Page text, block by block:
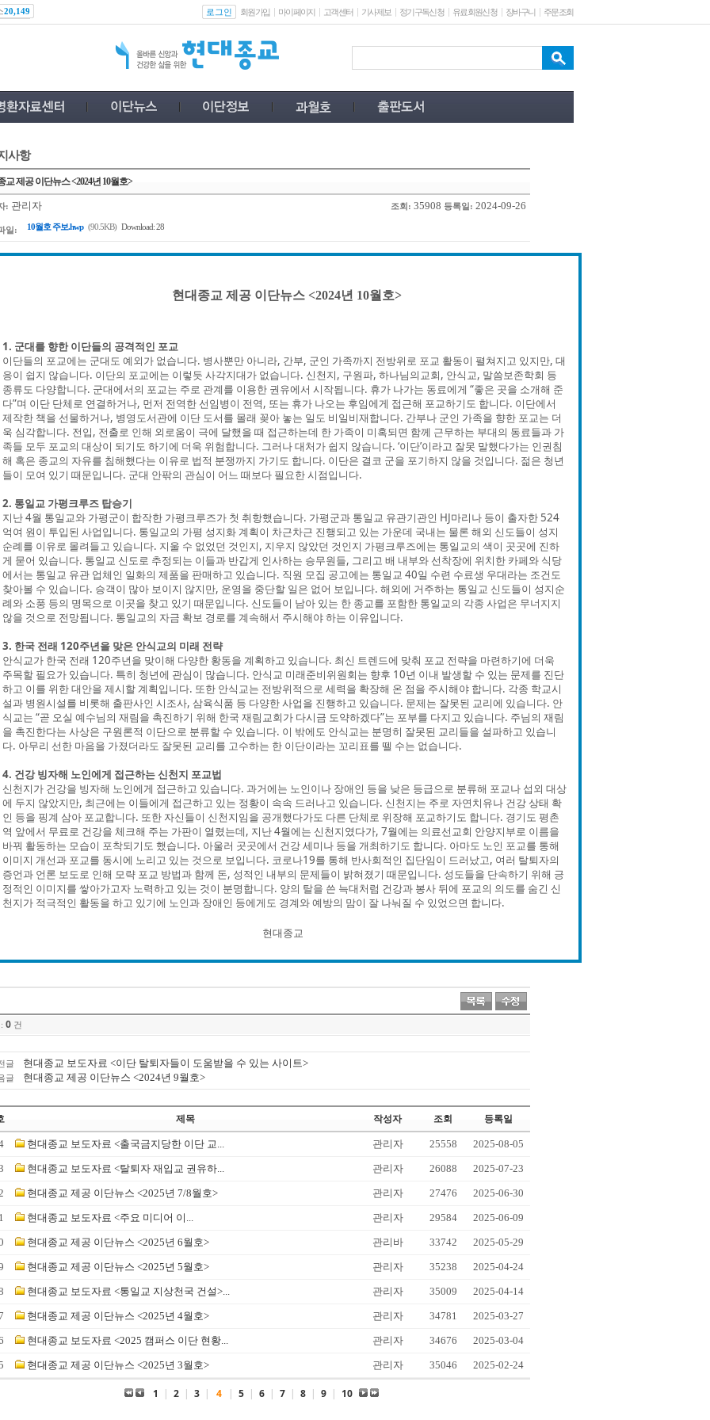
20,149 로그인 회원가입 마이페이지 고객센터 기사제보 정기구독신청 유료회원신청 장바구니 주문조회
사항
교 제공 이단뉴스 <2024년 10월호>
: 관리자 조회: 35908 등록일: 2024-09-26
일: 10월호 주보.hwp (90.5KB) Download: 28
현대종교 제공 이단뉴스 <2024년 10월호>
1. 군대를 향한 이단들의 공격적인 포교
이단들의 포교에는 군대도 예외가 없습니다. 병사뿐만 아니라, 간부, 군인 가족까지 전방위로 포교 활동이 펼쳐지고 있지만, 대
응이 쉽지 않습니다. 이단의 포교에는 이렇듯 사각지대가 없습니다. 신천지, 구원파, 하나님의교회, 안식교, 말씀보존학회 등
종류도 다양합니다. 군대에서의 포교는 주로 관계를 이용한 권유에서 시작됩니다. 휴가 나가는 동료에게 “좋은 곳을 소개해 준
다”며 이단 단체로 연결하거나, 먼저 전역한 선임병이 전역, 또는 휴가 나오는 후임에게 접근해 포교하기도 합니다. 이단에서
제작한 책을 선물하거나, 병영도서관에 이단 도서를 몰래 꽂아 놓는 일도 비일비재합니다. 간부나 군인 가족을 향한 포교는 더
욱 심각합니다. 전입, 전출로 인해 외로움이 극에 달했을 때 접근하는데 한 가족이 미혹되면 함께 근무하는 부대의 동료들과 가
족들 모두 포교의 대상이 되기도 하기에 더욱 위험합니다. 그러나 대처가 쉽지 않습니다. ‘이단’이라고 잘못 말했다가는 인권침
해 혹은 종교의 자유를 침해했다는 이유로 법적 분쟁까지 가기도 합니다. 이단은 결코 군을 포기하지 않을 것입니다. 젊은 청년
들이 모여 있기 때문입니다. 군대 안팎의 관심이 어느 때보다 필요한 시점입니다.
2. 통일교 가평크루즈 탑승기
지난 4월 통일교와 가평군이 합작한 가평크루즈가 첫 취항했습니다. 가평군과 통일교 유관기관인 HJ마리나 등이 출자한 524
억여 원이 투입된 사업입니다. 통일교의 가평 성지화 계획이 차근차근 진행되고 있는 가운데 국내는 물론 해외 신도들이 성지
순례를 이유로 몰려들고 있습니다. 지울 수 없었던 것인지, 지우지 않았던 것인지 가평크루즈에는 통일교의 색이 곳곳에 진하
게 묻어 있습니다. 통일교 신도로 추정되는 이들과 반갑게 인사하는 승무원들, 그리고 배 내부와 선착장에 위치한 카페와 식당
에서는 통일교 유관 업체인 일화의 제품을 판매하고 있습니다. 직원 모집 공고에는 통일교 40일 수련 수료생 우대라는 조건도
찾아볼 수 있습니다. 승객이 많아 보이지 않지만, 운영을 중단할 일은 없어 보입니다. 해외에 거주하는 통일교 신도들이 성지순
례와 소풍 등의 명목으로 이곳을 찾고 있기 때문입니다. 신도들이 남아 있는 한 종교를 포함한 통일교의 각종 사업은 무너지지
않을 것으로 전망됩니다. 통일교의 자금 확보 경로를 계속해서 주시해야 하는 이유입니다.
3. 한국 전래 120주년을 맞은 안식교의 미래 전략
안식교가 한국 전래 120주년을 맞이해 다양한 황동을 계획하고 있습니다. 최신 트렌드에 맞춰 포교 전략을 마련하기에 더욱
주목할 필요가 있습니다. 특히 청년에 관심이 많습니다. 안식교 미래준비위원회는 향후 10년 이내 발생할 수 있는 문제를 진단
하고 이를 위한 대안을 제시할 계획입니다. 또한 안식교는 전방위적으로 세력을 확장해 온 점을 주시해야 합니다. 각종 학교시
설과 병원시설를 비롯해 출판사인 시조사, 삼육식품 등 다양한 사업을 진행하고 있습니다. 문제는 잘못된 교리에 있습니다. 안
식교는 “곧 오실 예수님의 재림을 촉진하기 위해 한국 재림교회가 다시금 도약하겠다”는 포부를 다지고 있습니다. 주님의 재림
을 촉진한다는 사상은 구원론적 이단으로 분류할 수 있습니다. 이 밖에도 안식교는 분명히 잘못된 교리들을 설파하고 있습니
다. 아무리 선한 마음을 가졌더라도 잘못된 교리를 고수하는 한 이단이라는 꼬리표를 뗄 수는 없습니다.
4. 건강 빙자해 노인에게 접근하는 신천지 포교법
신천지가 건강을 빙자해 노인에게 접근하고 있습니다. 과거에는 노인이나 장애인 등을 낮은 등급으로 분류해 포교나 섭외 대상
에 두지 않았지만, 최근에는 이들에게 접근하고 있는 정황이 속속 드러나고 있습니다. 신천지는 주로 자연치유나 건강 상태 확
인 등을 핑계 삼아 포교합니다. 또한 자신들이 신천지임을 공개했다가도 다른 단체로 위장해 포교하기도 합니다. 경기도 평촌
역 앞에서 무료로 건강을 체크해 주는 가판이 열렸는데, 지난 4월에는 신천지였다가, 7월에는 의료선교회 안양지부로 이름을
바꿔 활동하는 모습이 포착되기도 했습니다. 아울러 곳곳에서 건강 세미나 등을 개최하기도 합니다. 아마도 노인 포교를 통해
이미지 개선과 포교를 동시에 노리고 있는 것으로 보입니다. 코로나19를 통해 반사회적인 집단임이 드러났고, 여러 탈퇴자의
증언과 언론 보도로 인해 모략 포교 방법과 함께 돈, 성적인 내부의 문제들이 밝혀졌기 때문입니다. 성도들을 단속하기 위해 긍
정적인 이미지를 쌓아가고자 노력하고 있는 것이 분명합니다. 양의 탈을 쓴 늑대처럼 건강과 봉사 뒤에 포교의 의도를 숨긴 신
천지가 적극적인 활동을 하고 있기에 노인과 장애인 등에게도 경계와 예방의 맘이 잘 나눠질 수 있었으면 합니다.
현대종교
0 건
글 현대종교 보도자료 <이단 탈퇴자들이 도움받을 수 있는 사이트>
글 현대종교 제공 이단뉴스 <2024년 9월호>
제목 작성자 조회 등록일
현대종교 보도자료 <출국금지당한 이단 교... 관리자 25558 2025-08-05
현대종교 보도자료 <탈퇴자 재입교 권유하... 관리자 26088 2025-07-23
현대종교 제공 이단뉴스 <2025년 7/8월호> 관리자 27476 2025-06-30
현대종교 보도자료 <​주요 미디어 이... 관리자 29584 2025-06-09
현대종교 제공 이단뉴스 <2025년 6월호> 관리바 33742 2025-05-29
현대종교 제공 이단뉴스 <2025년 5월호> 관리자 35238 2025-04-24
현대종교 보도자료 <통일교 지상천국 건설>... 관리자 35009 2025-04-14
현대종교 제공 이단뉴스 <2025년 4월호> 관리자 34781 2025-03-27
현대종교 보도자료 <2025 캠퍼스 이단 현황... 관리자 34676 2025-03-04
현대종교 제공 이단뉴스 <2025년 3월호> 관리자 35046 2025-02-24
1 | 2 | 3 | 4 | 5 | 6 | 7 | 8 | 9 | 10